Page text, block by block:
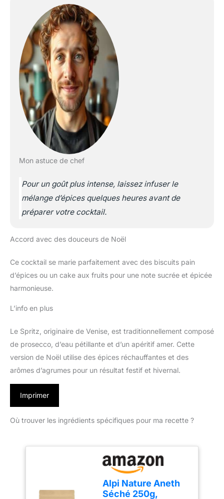
Mon astuce de chef
Pour un goût plus intense, laissez infuser le
mélange d’épices quelques heures avant de
préparer votre cocktail.
Accord avec des douceurs de Noël
Ce cocktail se marie parfaitement avec des biscuits pain
d’épices ou un cake aux fruits pour une note sucrée et épicée
harmonieuse.
L’info en plus
Le Spritz, originaire de Venise, est traditionnellement composé
de prosecco, d’eau pétillante et d’un apéritif amer. Cette
version de Noël utilise des épices réchauffantes et des
arômes d’agrumes pour un résultat festif et hivernal.
Imprimer
Où trouver les ingrédients spécifiques pour ma recette ?
Alpi Nature Aneth
Séché 250g,